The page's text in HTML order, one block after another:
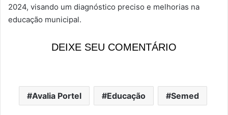
2024, visando um diagnóstico preciso e melhorias na
educação municipal.
DEIXE SEU COMENTÁRIO
Avalia Portel Educação Semed